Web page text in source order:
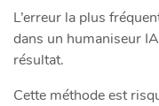
L’erreur la plus
dans un humaniseur
résultat.
Cette méthode est